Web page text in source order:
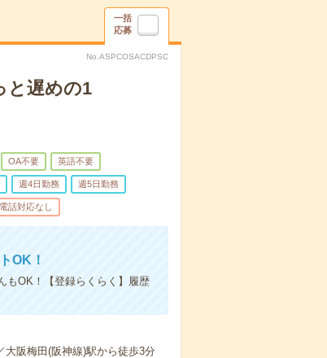
一括
応募
No.ASPCOSACDPSC
と遅めの1
OA不要 英語不要
週4日勤務 週5日勤務
電話対応なし
OK！
もOK！【登録らくらく】履歴
阪梅田(阪神線)駅から徒歩3分